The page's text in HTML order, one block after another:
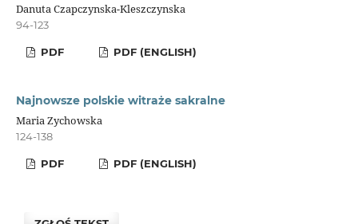
Danuta Czapczynska-Kleszczynska
94-123
PDF PDF (ENGLISH)
Najnowsze polskie witraże sakralne
Maria Zychowska
124-138
PDF PDF (ENGLISH)